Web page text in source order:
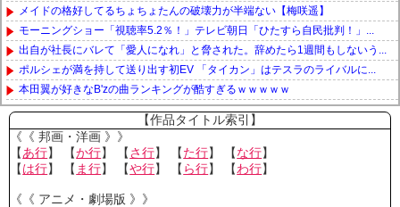
メイドの格好してるちょちょたんの破壊力が半端ない【梅咲遥】
モーニングショー「視聴率5.2％！」テレビ朝日「ひたすら自民批判！」...
出自が社長にバレて「愛人になれ」と脅された。辞めたら1週間もしないう...
ポルシェが満を持して送り出す初EV 「タイカン」はテスラのライバルに...
本田翼が好きなB'zの曲ランキングが酷すぎるｗｗｗｗｗ
Powered by livedoor 相互RSS
【作品タイトル索引】
《《 邦画・洋画 》》
【あ行】 【か行】 【さ行】 【た行】 【な行】
【は行】 【 ま行】 【や行】 【 ら行】 【わ行】
《《 アニメ・劇場版 》》